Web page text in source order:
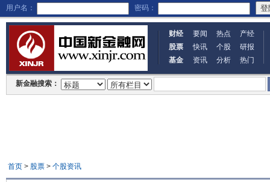
用户名： 密码：
财经 要闻 热点
产经
股票
快讯 个股
研报
基金
资讯 分析 热门
新金融搜索：
首页> 股票> 个股资讯